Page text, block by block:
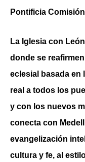
Pontificia
La Iglesia con
donde se
eclesial basada en
real a todos los
y con los nuevos
conecta con
evangelización
cultura y fe, al